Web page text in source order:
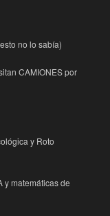
no lo sabía)
CAMIONES por
y Roto
y matemáticas de